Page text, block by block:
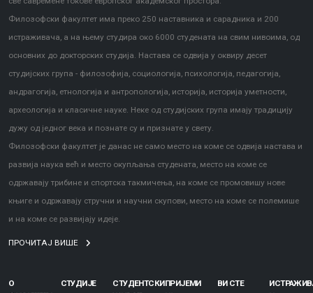
Филозофски факултет има преко 250 наставника и сарадника и 200
истраживача, а на њему студира око 6000 студената на свим нивоима, од
основних до докторских студија. Настава се одвија у оквиру десет
студијских група - филозофија, социологија, психологија, педагогија,
андрагогија, етнологија и антропологија, историја, историја уметности,
археологија и класичне науке. Неке од студијских група имају традицију
дужу од једног века и познате су и признате у свету.
Филозофски факултет је данас не само место на коме се одвија настава и
развија наука већ и место окупљања студената, место на коме се
одржавају трибине и спортска такмичења, на коме се промовишу нове
књиге и одржавају стручни и научни скупови, место на коме се полемише
и на коме се развијају идеје.
ПРОЧИТАЈ ВИШЕ
О
СТУДИЈЕ
СТУДЕНТСКИПРИЈЕМИ
ВИ СТЕ